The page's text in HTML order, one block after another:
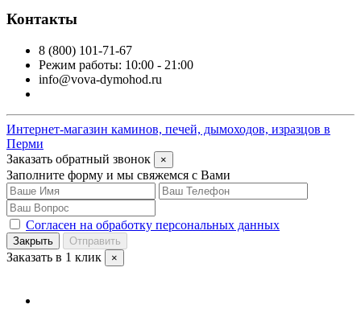
Контакты
8 (800) 101-71-67
Режим работы: 10:00 - 21:00
info@vova-dymohod.ru
Интернет-магазин каминов, печей, дымоходов, изразцов в
Перми
Заказать обратный звонок
×
Заполните форму и мы свяжемся с Вами
Согласен на обработку персональных данных
Закрыть Отправить
Заказать в 1 клик ×